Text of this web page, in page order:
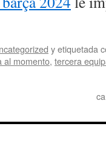
y etiquetada
al momento, tercera